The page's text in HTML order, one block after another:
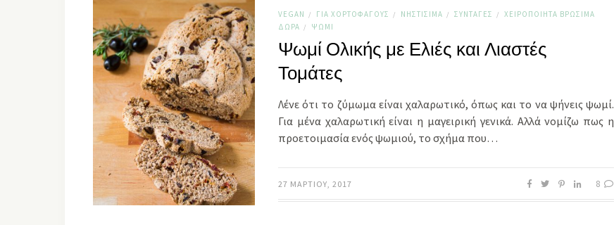
VEGAN / ΓΙΑ ΧΟΡΤΟΦΆΓΟΥΣ / ΝΗΣΤΊΣΙΜΑ / ΣΥΝΤΑΓΈΣ /
ΧΕΙΡΟΠΟΊΗΤΑ ΒΡΏΣΙΜΑ
ΔΏΡΑ / ΨΩΜΊ
Ψωμί Ολικής με Ελιές και Λιαστές
Τομάτες
Λένε ότι το ζύμωμα είναι χαλαρωτικό, όπως και το να ψήνεις ψωμί.
Για μένα χαλαρωτική είναι η μαγειρική γενικά. Αλλά νομίζω πως η
προετοιμασία ενός ψωμιού, το σχήμα που…
27 ΜΑΡΤΊΟΥ, 2017 8